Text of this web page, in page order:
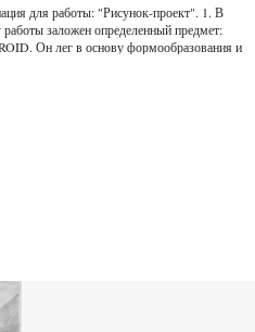
для работы: "Рисунок-проект". 1. В
работы заложен определенный предмет:
Он лег в основу формообразования и